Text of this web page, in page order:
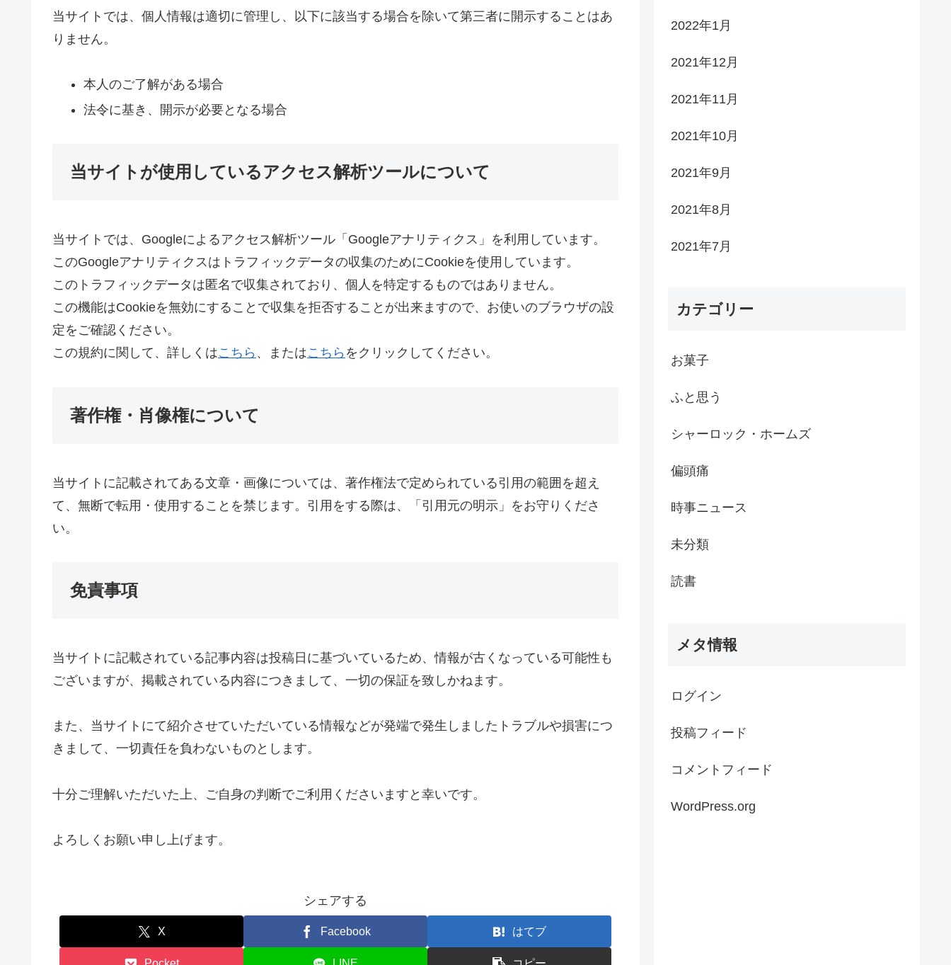
当サイトでは、個人情報は適切に管理し、以下に該当する場合を除いて第三者に開示することはあ
りません。
本人のご了解がある場合
法令に基き、開示が必要となる場合
当サイトが使用しているアクセス解析ツールについて
当サイトでは、Googleによるアクセス解析ツール「Googleアナリティクス」を利用しています。
このGoogleアナリティクスはトラフィックデータの収集のためにCookieを使用しています。
このトラフィックデータは匿名で収集されており、個人を特定するものではありません。
この機能はCookieを無効にすることで収集を拒否することが出来ますので、お使いのブラウザの設
定をご確認ください。
この規約に関して、詳しくはこちら 、またはこちら をクリックしてください。
著作権・肖像権について
当サイトに記載されてある文章・画像については、著作権法で定められている引用の範囲を超え
て、無断で転用・使用することを禁じます。引用をする際は、「引用元の明示」をお守りくださ
い。
免責事項
当サイトに記載されている記事内容は投稿日に基づいているため、情報が古くなっている可能性も
ございますが、掲載されている内容につきまして、一切の保証を致しかねます。
また、当サイトにて紹介させていただいている情報などが発端で発生しましたトラブルや損害につ
きまして、一切責任を負わないものとします。
十分ご理解いただいた上、ご自身の判断でご利用くださいますと幸いです。
よろしくお願い申し上げます。
シェアする
X Facebook はてブ
2022年1月
2021年12月
2021年11月
2021年10月
2021年9月
2021年8月
2021年7月
カテゴリー
お菓子
ふと思う
シャーロック・ホームズ
偏頭痛
時事ニュース
未分類
読書
メタ情報
ログイン
投稿フィード
コメントフィード
WordPress.org